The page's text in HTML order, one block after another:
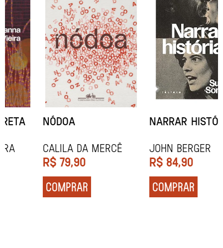
NARRAR HISTÓRIAS
John Berger
84,90
COMPRAR
SOCIOBIOGRAFIA
Didier Eribon
129,90
COMPRAR